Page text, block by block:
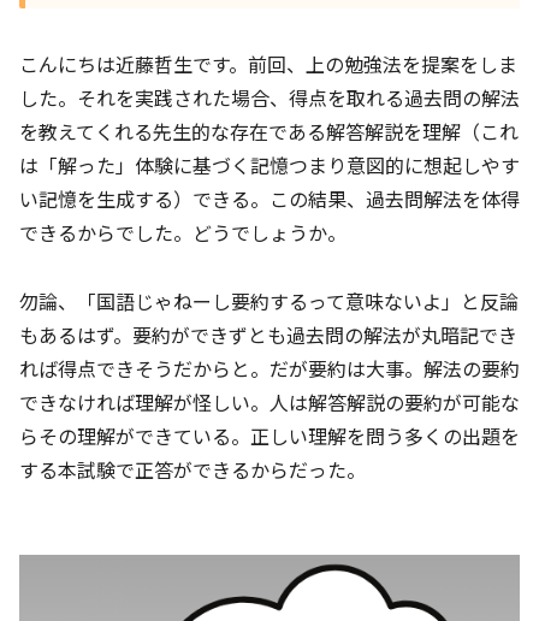
こんにちは近藤哲生です。前回、上の勉強法を提案をしま
した。それを実践された場合、得点を取れる過去問の解法
を教えてくれる先生的な存在である解答解説を理解（これ
は「解った」体験に基づく記憶つまり意図的に想起しやす
い記憶を生成する）できる。この結果、過去問解法を体得
できるからでした。どうでしょうか。
勿論、「国語じゃねーし要約するって意味ないよ」と反論
もあるはず。要約ができずとも過去問の解法が丸暗記でき
れば得点できそうだからと。だが要約は大事。解法の要約
できなければ理解が怪しい。人は解答解説の要約が可能な
らその理解ができている。正しい理解を問う多くの出題を
する本試験で正答ができるからだった。